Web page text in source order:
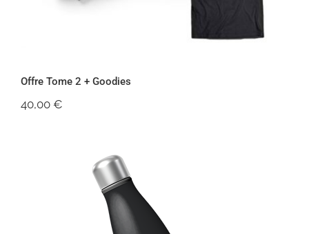
Offre Tome 2 + Goodies
40,00 €